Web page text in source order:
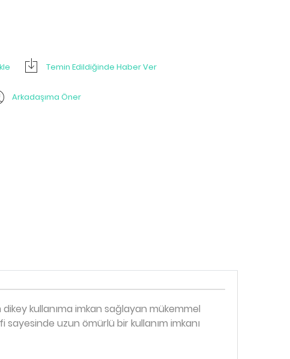
Temin Edildiğinde Haber Ver
Arkadaşıma Öner
dikey kullanıma imkan sağlayan mükemmel
sayesinde uzun ömürlü bir kullanım imkanı